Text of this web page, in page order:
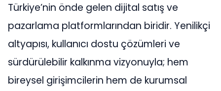
Türkiye’nin önde gelen dijital satış ve
pazarlama platformlarından biridir. Yenilikçi
altyapısı, kullanıcı dostu çözümleri ve
sürdürülebilir kalkınma vizyonuyla; hem
bireysel girişimcilerin hem de kurumsal